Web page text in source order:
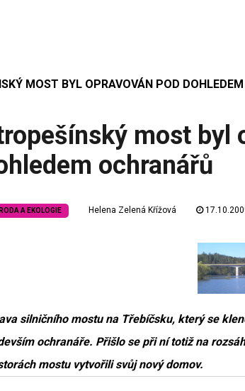
MOST BYL OPRAVOVÁN POD
most byl
ochranářů
A EKOLOGIE Helena Zelená Křížová
silničního mostu na Třebíčsku, který se
ochranáře. Přišlo se při ní totiž na
mostu vytvořili svůj nový domov.